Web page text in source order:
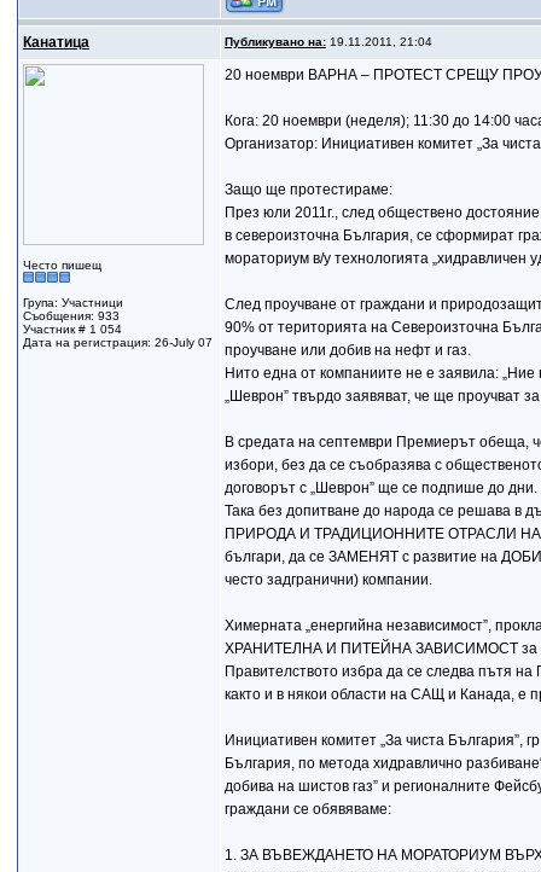
Канатица Публикувано на:19.11.2011, 21:04
Често пишещ
Група: Участници
Съобщения: 933
Участник # 1 054
Дата на регистрация: 26-July 07
20 ноември ВАРНА – ПРОТЕСТ СРЕЩУ
Кога: 20 ноември (неделя); 11:30 до 14:00
Организатор: Инициативен комитет „За
Защо ще протестираме:
През юли 2011г., след обществено
в североизточна България, се сформират
мораториум в/у технологията „хидравличен
След проучване от граждани и
90% от територията на Североизточна
проучване или добив на нефт и газ.
Нито една от компаниите не е заявила: „Ние
„Шеврон” твърдо заявяват, че ще проучват
В средата на септември Премиерът обеща,
избори, без да се съобразява с
договорът с „Шеврон” ще се подпише до дни.
Така без допитване до народа се
ПРИРОДА И ТРАДИЦИОННИТЕ ОТРАСЛИ НА
българи, да се ЗАМЕНЯТ с развитие на
често задгранични) компании.
Химерната „енергийна независимост”,
ХРАНИТЕЛНА И ПИТЕЙНА ЗАВИСИМОСТ за
Правителството избра да се следва пътя
както и в някои области на САЩ и Канада, е
Инициативен комитет „За чиста България”,
България, по метода хидравлично
добива на шистов газ” и регионалните
граждани се обявяваме:
1. ЗА ВЪВЕЖДАНЕТО НА МОРАТОРИУМ